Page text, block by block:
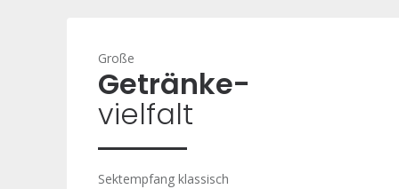
Große
Getränke-
vielfalt
Sektempfang klassisch